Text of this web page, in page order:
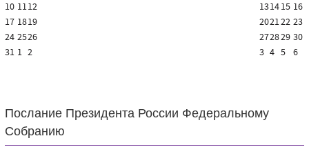
10 1112 131415 16
17 1819 202122 23
24 2526 272829 30
31 1 2 3 4 5 6
Послание Президента России Федеральному
Собранию